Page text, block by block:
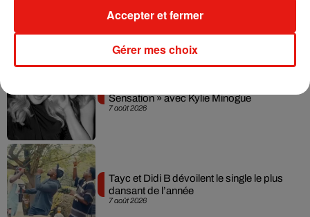
Musique
7 août 2026
Sensation » avec Kylie Minogue
7 août 2026
Tayc et Didi B dévoilent le single le plus
dansant de l’année
Gérer mes choix
Accepter et fermer